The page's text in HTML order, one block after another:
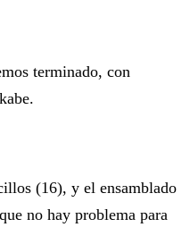
terminado, con
(16), y el ensamblado
no hay problema para